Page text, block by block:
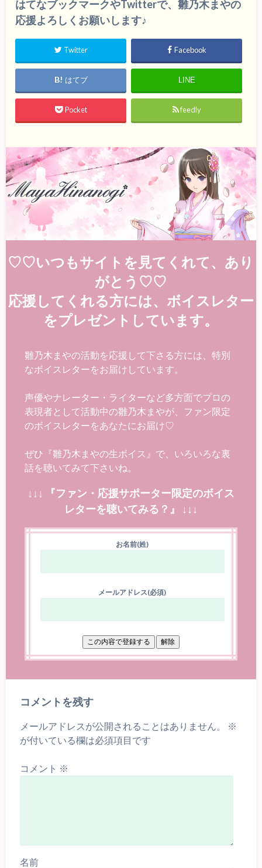
はてなブックマークやTwitterで、雛乃木まやの
応援よろしくお願いします♪
Twitter Facebook
はてブ LINE
Pocket feedly
♡♡いつもサイトを見てくれて、あり
がとう♡♡
応援してくれる方には、ボイスレター
をプレゼントしています。
雛乃木まやの活動を応援して下さる方には、特別
なボイスレターをお届けしています。
声優やナレーター・ライターなど多方面でプロの
表現者として活動中の雛乃木まやが、ファン限定
のボイスレターをあなたにお届け♡
ぜひ『雛乃木まやの生ボイス』で、いろいろな裏
話を聴いてみて下さいね。
↓↓↓ 『ファン・応援サポーター限定のボイス
レターを聴いてみる？』 ↓↓↓
お名前(姓)
メールアドレス(必須)
コメントを残す
メールアドレスが公開されることはありません。
※
が付いている欄は必須項目です
コメント ※
名前